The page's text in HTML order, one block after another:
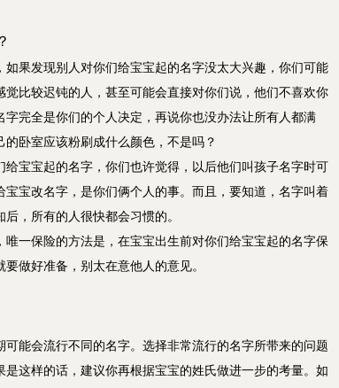
果发现别人对你们给宝宝起的名字没太大兴趣，你们可能
比较迟钝的人，甚至可能会直接对你们说，他们不喜欢你
完全是你们的个人决定，再说你也没办法让所有人都满
卧室应该粉刷成什么颜色，不是吗？
宝宝起的名字，你们也许觉得，以后他们叫孩子名字时可
宝改名字，是你们俩个人的事。而且，要知道，名字叫着
，所有的人很快都会习惯的。
一保险的方法是，在宝宝出生前对你们给宝宝起的名字保
做好准备，别太在意他人的意见。
会流行不同的名字。选择非常流行的名字所带来的问题
这样的话，建议你再根据宝宝的姓氏做进一步的考量。如